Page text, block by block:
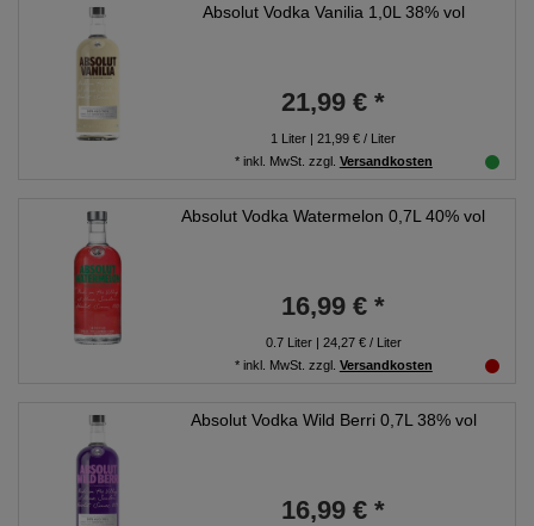
Absolut Vodka Vanilia 1,0L 38% vol
21,99 € *
1 Liter | 21,99 € / Liter
* inkl. MwSt. zzgl. Versandkosten
Absolut Vodka Watermelon 0,7L 40% vol
16,99 € *
0.7Liter| 24,27 € / Liter
* inkl. MwSt. zzgl. Versandkosten
Absolut Vodka Wild Berri 0,7L 38% vol
16,99 € *